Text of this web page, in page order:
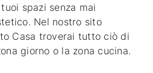
spazi senza mai
Nel nostro sito
Casa troverai tutto ciò di
giorno o la zona cucina.